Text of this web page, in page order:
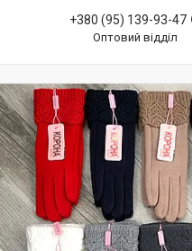
+380 (95) 139-93-47
Оптовий відділ